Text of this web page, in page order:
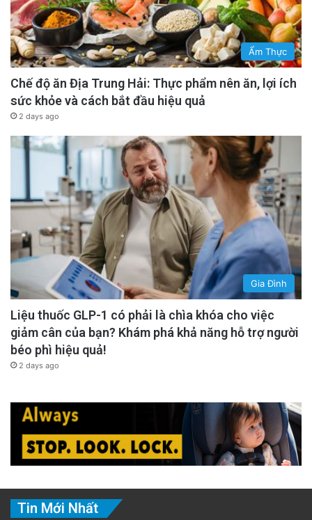
Ẩm Thực
Chế độ ăn Địa Trung Hải: Thực phẩm nên ăn, lợi ích
sức khỏe và cách bắt đầu hiệu quả
2 days ago
Gia Đình
Liệu thuốc GLP-1 có phải là chìa khóa cho việc
giảm cân của bạn? Khám phá khả năng hỗ trợ người
béo phì hiệu quả!
2 days ago
Tin Mới Nhất